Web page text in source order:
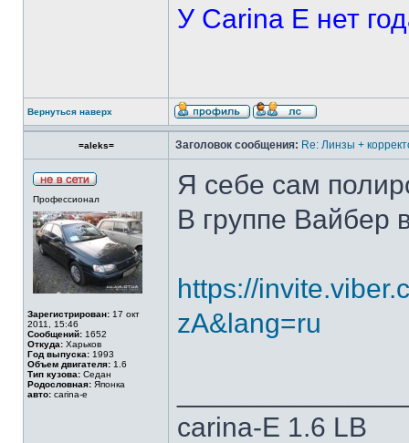
У Carina E нет
Вернуться наверх
=aleks= Заголовок сообщения: Re: Линзы +
Профессионал
Зарегистрирован: 17 окт
2011, 15:46
Сообщений: 1652
Откуда: Харьков
Год выпуска: 1993
Объем двигателя: 1.6
Тип кузова: Седан
Родословная: Японка
авто: carina-e
Я себе сам
В группе Вайбер
https://
zA&lang=ru
carina-E 1.6 LB